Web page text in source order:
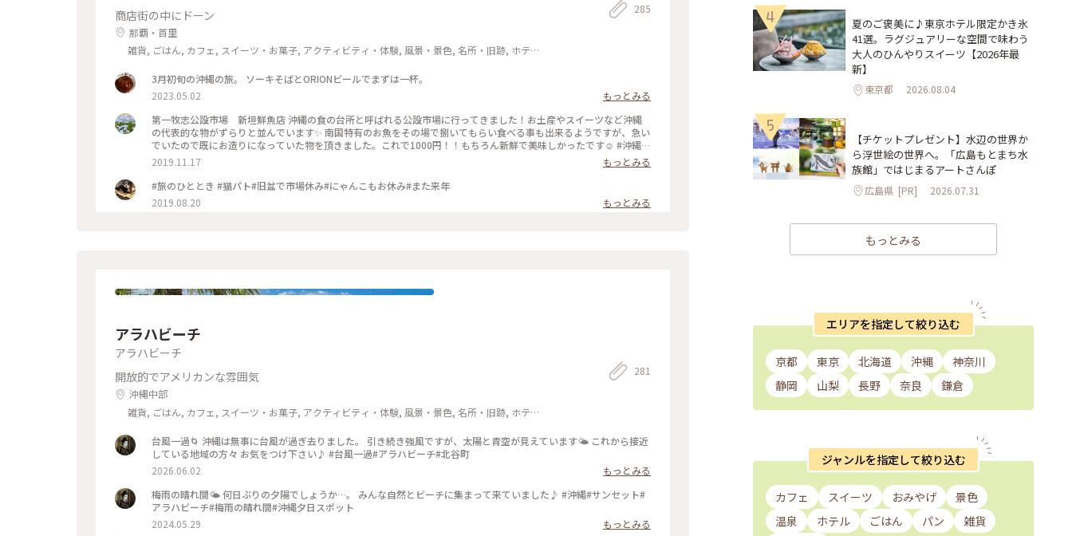
商店街の中にドーン
那覇・首里
雑貨, ごはん, カフェ, スイーツ・お菓子, アクティビティ・体験, 風景・景色, 名所・旧跡, ホテ
285
3月初旬の沖縄の旅。 ソーキそばとORIONビールでまずは一杯。
2023.05.02
もっとみる
第一牧志公設市場 新垣鮮魚店 沖縄の食の台所と呼ばれる公設市場に行ってきました！お土産やスイーツなど沖縄
の代表的な物がずらりと並んでいます✨ 南国特有のお魚をその場で捌いてもらい食べる事も出来るようですが、急い
でいたので既にお造りになっていた物を頂きました。これで1000円！！もちろん新鮮で美味しかったです☺️ #沖縄
県 #第一牧志公設市場 #新垣鮮魚店
2019.11.17
もっとみる
#旅のひととき #猫パト#旧盆で市場休み#にゃんこもお休み#また来年
2019.08.20
もっとみる
アラハビーチ
アラハビーチ
開放的でアメリカンな雰囲気
沖縄中部
雑貨, ごはん, カフェ, スイーツ・お菓子, アクティビティ・体験, 風景・景色, 名所・旧跡, ホテ
281
台風一過🌀 沖縄は無事に台風が過ぎ去りました。 引き続き強風ですが、太陽と青空が見えています🌤️ これから接近
している地域の方々 お気をつけ下さい♪ #台風一過#アラハビーチ#北谷町
2026.06.02
もっとみる
梅雨の晴れ間🌤️ 何日ぶりの夕陽でしょうか…。 みんな自然とビーチに集まって来ていました♪ #沖縄#サンセット#
アラハビーチ#梅雨の晴れ間#沖縄夕日スポット
2024.05.29
もっとみる
4
夏のご褒美に♪東京ホテル限定かき氷
41選。ラグジュアリーな空間で味わう
大人のひんやりスイーツ【2026年最
新】
東京都 2026.08.04
5
【チケットプレゼント】水辺の世界か
ら浮世絵の世界へ。「広島もとまち水
族館」ではじまるアートさんぽ
広島県 [PR] 2026.07.31
もっとみる
エリアを指定して絞り込む
京都 東京 北海道 沖縄
神奈川
静岡
山梨 長野 奈良 鎌倉
ジャンルを指定して絞り込む
カフェ スイーツ おみやげ
景色
温泉
ホテル ごはん パン
雑貨